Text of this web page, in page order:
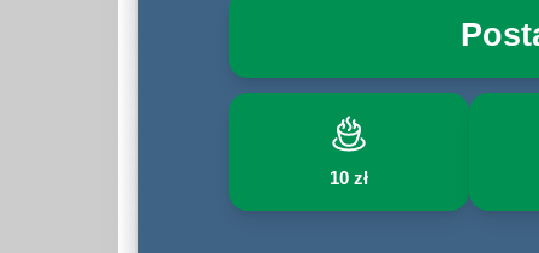
10 zł